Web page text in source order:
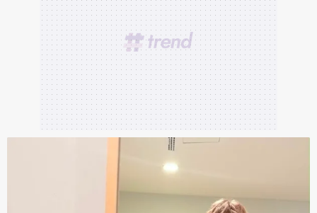
Sizlere daha iyi bir hizmet sunabilmek için İnternet
Sitemizde kendimize ve üçüncü kişilere ait çerezler
kullanılmaktadır. Bu çerezler vasıtasıyla çeşitli kişisel
verileriniz işlenmekte olup gerekli olan çerezler bilgi
toplumu hizmetlerinin sunulması amacıyla
kullanılmaktadır. Diğer çerezler, sitemizin daha işlevsel
kılınması ve kişiselleştirilmesi ve sizlere yönelik
reklam/pazarlama faaliyetlerinin yapılması, amaçlarıyla
sınırlı olarak açık rızanız dahilinde kullanılacaktır.
Çerezlere ilişkin tercihlerinizi aşağıda yer alan panel